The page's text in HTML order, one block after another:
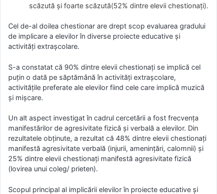
scăzută și foarte scăzută(52% dintre elevii chestionați).
Cel de-al doilea chestionar are drept scop evaluarea gradului
de implicare a elevilor în diverse proiecte educative și
activități extrașcolare.
S-a constatat că 90% dintre elevii chestionați se implică cel
puțin o dată pe săptămână în activități extrașcolare,
activitățile preferate ale elevilor fiind cele care implică muzică
și mișcare.
Un alt aspect investigat în cadrul cercetării a fost frecvența
manifestărilor de agresivitate fizică și verbală a elevilor. Din
rezultatele obținute, a rezultat că 48% dintre elevii chestionați
manifestă agresivitate verbală (injurii, amenințări, calomnii) și
25% dintre elevii chestionați manifestă agresivitate fizică
(lovirea unui coleg/ prieten).
Scopul principal al implicării elevilor în proiecte educative și